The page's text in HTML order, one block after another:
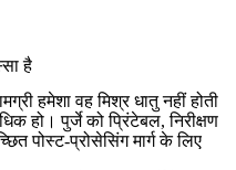
है
हमेशा वह मिश्र धातु नहीं होती
हो। पुर्जे को प्रिंटेबल, निरीक्षण
पोस्ट-प्रोसेसिंग मार्ग के लिए